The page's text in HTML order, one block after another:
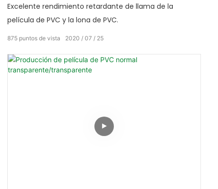
Excelente rendimiento retardante de llama de la
película de PVC y la lona de PVC.
2020 07 25
875 puntos de vista